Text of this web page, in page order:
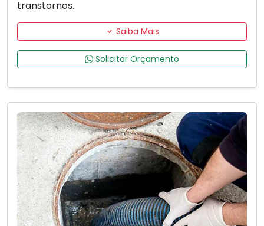
transtornos.
Saiba Mais
Solicitar Orçamento